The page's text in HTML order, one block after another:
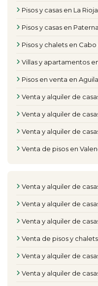
Pisos y casas en La Rioja
Pisos y casas en Paterna
Pisos y chalets en
Villas y apartamentos
Pisos en venta en
Venta y alquiler de
Venta y alquiler de
Venta y alquiler de
Venta de pisos en
Venta y alquiler de
Venta y alquiler de
Venta y alquiler de
Venta de pisos y
Venta y alquiler de
Venta y alquiler de